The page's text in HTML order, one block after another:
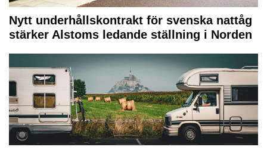
Nytt underhållskontrakt för svenska nattåg
stärker Alstoms ledande ställning i Norden